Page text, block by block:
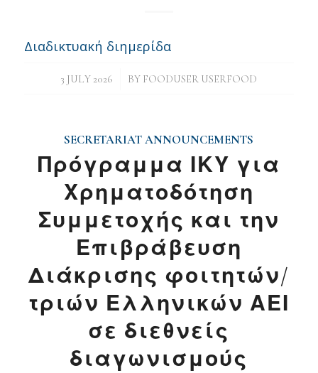
Διαδικτυακή διημερίδα
3 JULY 2026
/ BY FOODUSER USERFOOD
SECRETARIAT ANNOUNCEMENTS
Πρόγραμμα ΙΚΥ για
Χρηματοδότηση
Συμμετοχής και την
Επιβράβευση
Διάκρισης φοιτητών/
τριών Ελληνικών ΑΕΙ
σε διεθνείς
διαγωνισμούς